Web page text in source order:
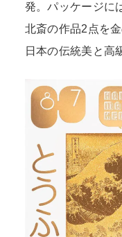
発。パッケージに
北斎の作品2点を
日本の伝統美と高